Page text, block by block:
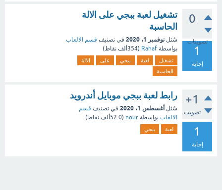
0
تصويتات
1
إجابة
تشغيل لعبة ببجي على الالة
الحاسبة
سُئل نوفمبر 1، 2020 في تصنيف قسم الالعاب
بواسطة Rahaf
(354ألف نقاط)
تشغيل لعبة ببجي على
الالة
الحاسبة
+1
تصويت
1
إجابة
رابط لعبة ببجي موبايل أندرويد
سُئل أغسطس 1، 2020 في تصنيف قسم
الالعاب بواسطة nour
(52.0ألف نقاط)
لعبة ببجي